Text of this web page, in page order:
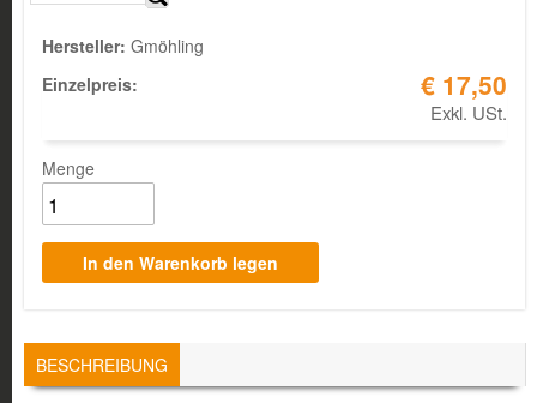
Hersteller: Gmöhling
Einzelpreis:
€ 17,50
Exkl. USt.
Menge
TABS
BESCHREIBUNG
REITER)